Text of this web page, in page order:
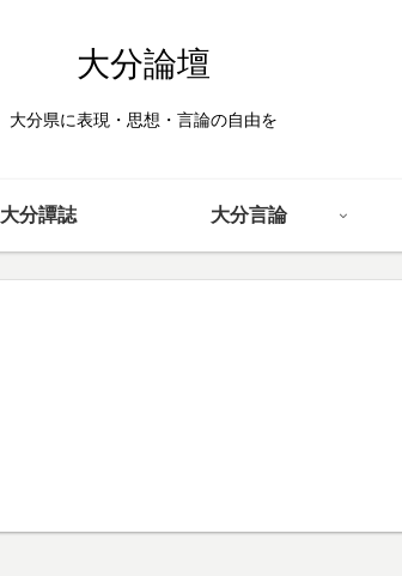
大分論壇
大分県に表現・思想・言論の自由を
大分譚誌 大分言論